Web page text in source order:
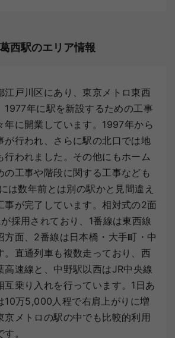
西駅のエリア情報
江戸川区にあり、東京メトロ東西
1977年に駅を新設するための工事
年に開業しています。1997年から
が行われ、さらに駅の北口では地
行われました。その他にもホーム
の工事や階段に関する工事なども
は数年前とは別の駅かと見間違え
事が完了しています。相対式の2面
採用されており、1番線は東西線
方面、2番線は日本橋・大手町・中
。直通列車も複数走っており、西
高速線と、中野駅以西はJR中央線
互乗り入れを行っています。1日あ
10万5,000人程で右肩上がりに増
京メトロの駅の中でも比較的利用
。